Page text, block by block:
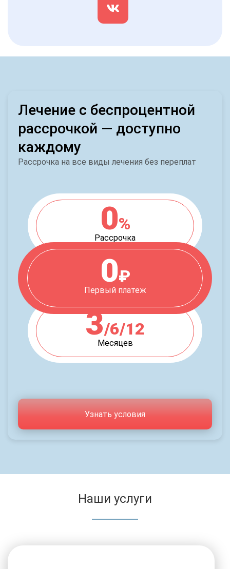
Лечение с беспроцентной
рассрочкой — доступно
каждому
Рассрочка на все виды лечения без переплат
0%
Рассрочка
0₽
Первый платеж
3/6/12
Месяцев
Узнать условия
Наши услуги